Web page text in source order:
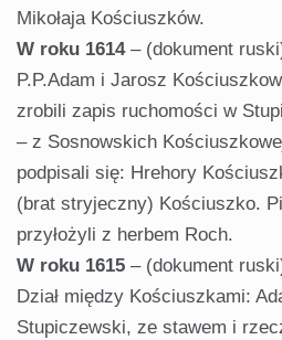
Mikołaja Kościuszków.
W roku 1614– (dokument
P.P.Adam i Jarosz
zrobili zapis ruchomości w
– z Sosnowskich
podpisali się: Hrehory
(brat stryjeczny) Kościuszko.
przyłożyli z herbem Roch.
W roku 1615 – (dokument
Dział między Kościuszkami:
Stupiczewski, ze stawem i